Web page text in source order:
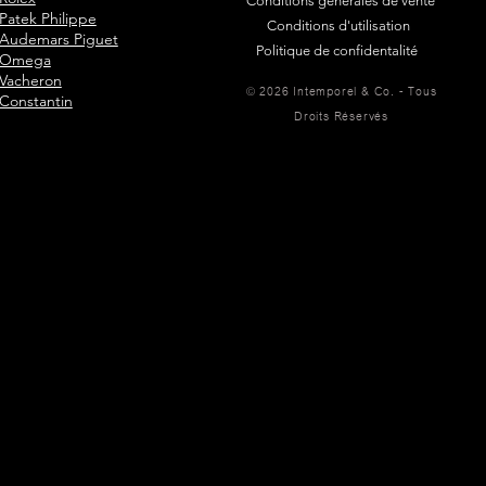
Philippe
Piguet
Conditions d'utilisation
Politique de confidentalité
© 2026 Intemporel & Co. - Tous
Droits Réservés